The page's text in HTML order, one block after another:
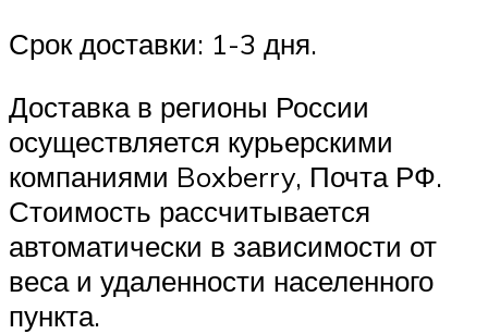
Срок доставки: 1-3 дня.
Доставка в регионы России
осуществляется курьерскими
компаниями Boxberry, Почта РФ.
Стоимость рассчитывается
автоматически в зависимости от
веса и удаленности населенного
пункта.